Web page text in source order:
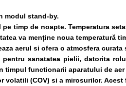
modul stand-by.
timp de noapte. Temperatura
va menține noua temperatură
aerul si ofera o atmosfera curata
sanatatea pielii, datorita
timpul functionarii aparatului de
volatili (COV) si a mirosurilor.